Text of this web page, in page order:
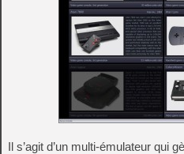
Il s’agit d’un multi-émulateur qui